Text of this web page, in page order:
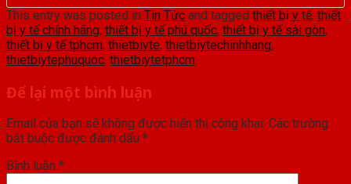
This entry was posted in Tin Tức and tagged thiết bị y tế, thiết
bị y tế chính hãng, thiết bị y tế phú quốc, thiết bị y tế sài gòn,
thiết bị y tế tphcm, thietbiyte, thietbiytechinhhang,
thietbiytephuquoc, thietbiytetphcm.
Để lại một bình luận
Email của bạn sẽ không được hiển thị công khai. Các trường
bắt buộc được đánh dấu *
Bình luận *